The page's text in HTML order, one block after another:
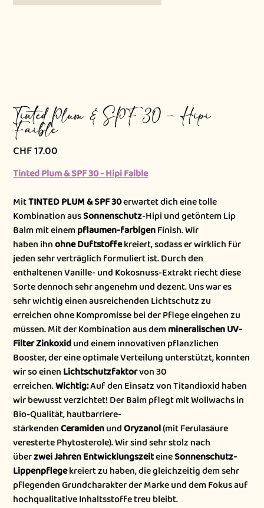
Tinted Plum & SPF 30 - Hipi
Faible
Preis
CHF 17.00
Tinted Plum & SPF 30 - Hipi Faible
MitTINTED PLUM & SPF 30erwartet dich eine tolle
Kombination ausSonnenschutz-Hipi und getöntem Lip
Balm mit einempflaumen-farbigenFinish. Wir
haben ihnohne Duftstoffekreiert, sodass er wirklich für
jeden sehr verträglich formuliert ist. Durch den
enthaltenen Vanille- und Kokosnuss-Extrakt riecht diese
Sorte dennoch sehr angenehm und dezent. Uns war es
sehr wichtig einen ausreichenden Lichtschutz zu
erreichen ohne Kompromisse bei der Pflege eingehen zu
müssen. Mit der Kombination aus demmineralischen UV-
Filter Zinkoxidund einem innovativen pflanzlichen
Booster, der eine optimale Verteilung unterstützt, konnten
wir so einen Lichtschutzfaktorvon 30
erreichen.Wichtig:Auf den Einsatz von Titandioxid haben
wir bewusst verzichtet! Der Balm pflegt mit Wollwachs in
Bio-Qualität, hautbarriere-
stärkendenCeramidenundOryzanol(mit Ferulasäure
veresterte Phytosterole). Wir sind sehr stolz nach
überzwei Jahren EntwicklungszeiteineSonnenschutz-
Lippenpflegekreiert zu haben, die gleichzeitig dem sehr
pflegenden Grundcharakter der Marke und dem Fokus auf
hochqualitative Inhaltsstoffe treu bleibt.